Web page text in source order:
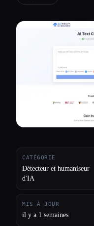
Toutes les catégories
CATÉGORIE
Détecteur et humaniseur
d'IA
MIS À JOUR
il y a 1 semaines